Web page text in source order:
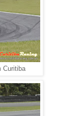
Curitiba